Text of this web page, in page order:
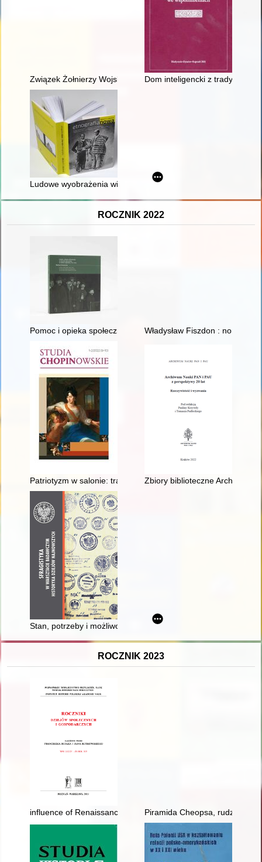
Związek Żołnierzy Wojska Polskiego w Kożuchowie 1982-2020
Dom inteligencki z tradycją
Ludowe wyobrażenia wizerunku Matki Boskiej Dzikowskiej =
ROCZNIK 2022
Pomoc i opieka społeczna w salinie wielickiej w dobie
Władysław Fiszdon : non
Patriotyzm w salonie: tradycje śpiewu domowego w rodzinie
Zbiory biblioteczne Archiwum
Stan, potrzeby i możliwości badań nad pieczęciami polskimi
ROCZNIK 2023
influence of Renaissance humanism on the legal ideas of
Piramida Cheopsa,